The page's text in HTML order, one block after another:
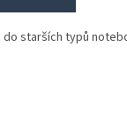
starších typů